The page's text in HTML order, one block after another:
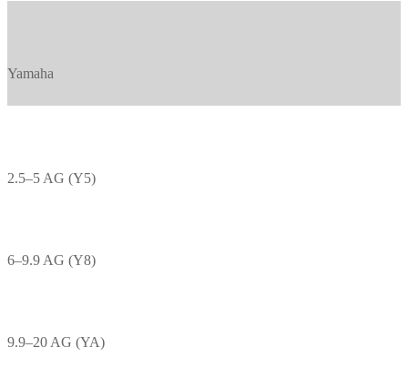
Yamaha
2.5–5 AG (Y5)
6–9.9 AG (Y8)
9.9–20 AG (YA)